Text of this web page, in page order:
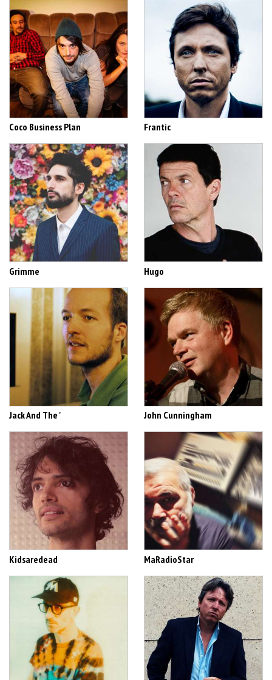
Coco Business Plan Frantic
Grimme Hugo
Jack And The ' John Cunningham
Kidsaredead MaRadioStar